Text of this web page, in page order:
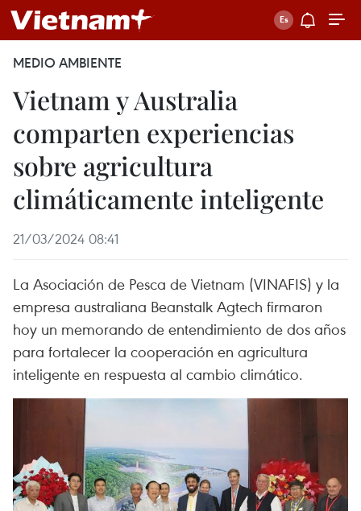
MEDIO AMBIENTE
Vietnam y Australia
comparten experiencias
sobre agricultura
climáticamente inteligente
21/03/2024 08:41
La Asociación de Pesca de Vietnam (VINAFIS) y la
empresa australiana Beanstalk Agtech firmaron
hoy un memorando de entendimiento de dos años
para fortalecer la cooperación en agricultura
inteligente en respuesta al cambio climático.